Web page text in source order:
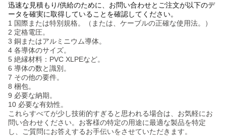
迅速な見積もり/供給のために、お問い合わせとご注文が以下のデ
ータを確実に取得していることを確認してください。
1 国際または特別規格。（または、ケーブルの正確な使用法。）
2 定格電圧。
3 銅またはアルミニウム導体。
4 各導体のサイズ。
5 絶縁材料：PVC XLPEなど。
6 導体の数と識別。
7 その他の要件。
8 梱包。
9 必要な納期。
10 必要な有効性。
これらすべてが少し技術的すぎると思われる場合は、お気軽にお
問い合わせください。お客様の特定の用途に最適な製品を特定
し、ご質問にお答えするお手伝いをさせていただきます。